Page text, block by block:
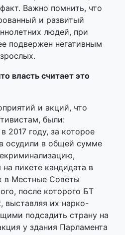
власть считает это
и акций, что
были:
осудили в общей сумме
пикете кандидата в
в Местные Советы
после которого БТ
выставляя их нарко-
подсадить страну на
у здания Парламента